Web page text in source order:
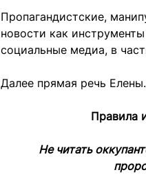
Пропагандистские,
новости как
социальные медиа, в
Далее прямая речь Елены.
Правила
Не читать